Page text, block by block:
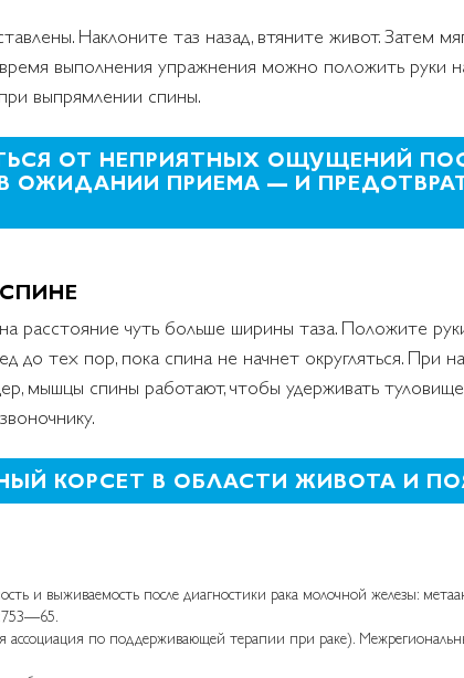
Наклоните таз назад, втяните живот. Затем
выполнения упражнения можно положить руки
выпрямлении спины.
ОТ НЕПРИЯТНЫХ ОЩУЩЕНИЙ
ОЖИДАНИИ ПРИЕМА — И
расстояние чуть больше ширины таза. Положите
до тех пор, пока спина не начнет округляться. При
мышцы спины работают, чтобы удерживать
КОРСЕТ В ОБЛАСТИ ЖИВОТА И
и выживаемость после диагностики рака молочной железы:
ассоциация по поддерживающей терапии при раке).